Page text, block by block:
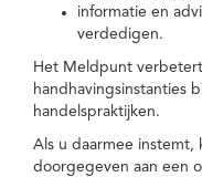
informatie en
verdedigen.
Het Meldpunt
handhavingsinstanties
handelspraktijken.
Als u daarmee instemt,
doorgegeven aan een